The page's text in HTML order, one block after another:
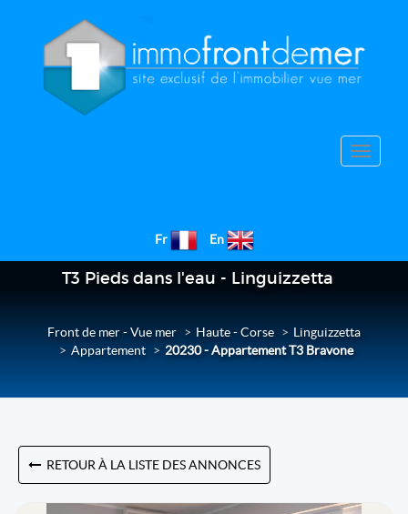
Toggle
Fr En
T3 Pieds dans l'eau - Linguizzetta
Front de mer - Vue mer Haute - Corse
Linguizzetta
Appartement
20230 - Appartement T3 Bravone
RETOUR À LA LISTE DES ANNONCES